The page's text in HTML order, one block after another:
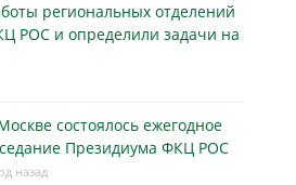
региональных отделений
РОС и определили задачи на
состоялось ежегодное
Президиума ФКЦ РОС
назад